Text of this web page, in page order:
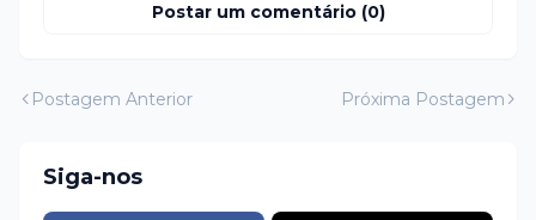
Postar um comentário (0)
Postagem Anterior Próxima Postagem
Siga-nos